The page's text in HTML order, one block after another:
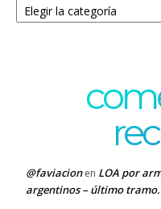
@faviacionen LOA por
argentinos – último tramo.